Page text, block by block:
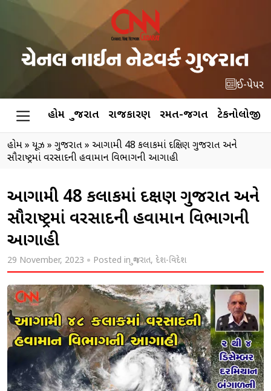
ઈ-પેપર
હોમ ગુજરાત રાજકારણ રમત-જગત ટેકનોલોજી
હોમ» ન્યૂઝ » ગુજરાત» આગામી 48 કલાકમાં દક્ષિણ ગુજરાત અને
સૌરાષ્ટ્રમાં વરસાદની હવામાન વિભાગની આગાહી
આગામી 48 કલાકમાં દક્ષિણ ગુજરાત અને
સૌરાષ્ટ્રમાં વરસાદની હવામાન વિભાગની
આગાહી
29 November, 2023 Posted inગુજરાત, દેશ-વિદેશ